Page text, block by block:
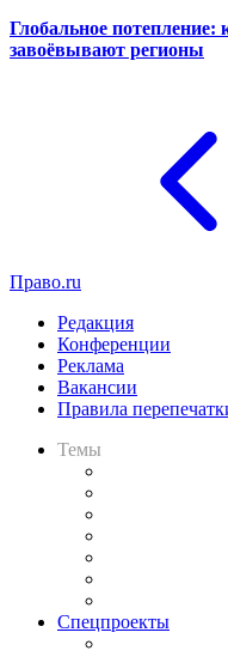
Глобальное потепление:
завоёвывают регионы
Право.ru
Редакция
Конференции
Реклама
Вакансии
Правила
Темы
Спецпроекты